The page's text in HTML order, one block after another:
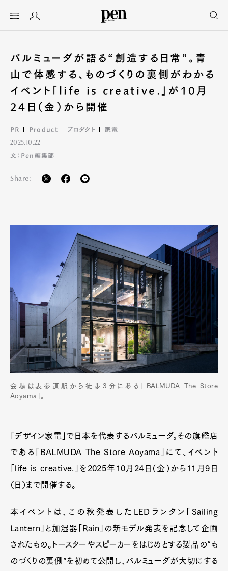
バルミューダが語る“創造する日常”。青
山で体感する、ものづくりの裏側がわかる
イベント「life is creative.」が10月
24日（金）から開催
PR Product プロダクト 家電
2025.10.22
文：Pen編集部
Share:
会場は表参道駅から徒歩3分にある「BALMUDA The Store
Aoyama」。
「デザイン家電」で日本を代表するバルミューダ。その旗艦店
である「BALMUDA The Store Aoyama」にて、イベント
「life is creative.」を2025年10月24日（金）から11月9日
（日）まで開催する。
本イベントは、この秋発表したLEDランタン「Sailing
Lantern」と加湿器「Rain」の新モデル発表を記念して企画
されたもの。トースターやスピーカーをはじめとする製品の“も
のづくりの裏側”を初めて公開し、バルミューダが大切にする